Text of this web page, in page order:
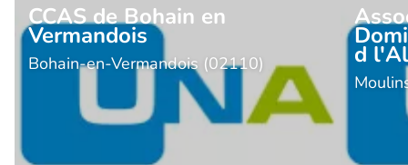
CCAS de Bohain en
Vermandois
Bohain-en-Vermandois (02110) d